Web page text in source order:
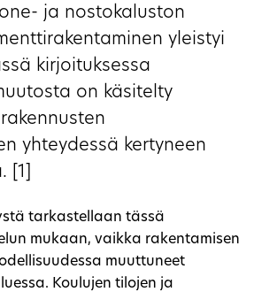
ja nostokaluston
yleistyi
kirjoituksessa
on käsitelty
yhteydessä kertyneen
tarkastellaan tässä
mukaan, vaikka rakentamisen
muuttuneet
Koulujen tilojen ja